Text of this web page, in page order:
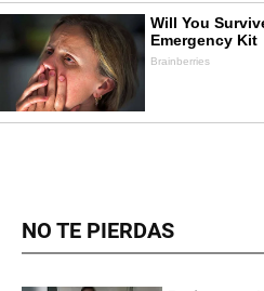
NO TE PIERDAS